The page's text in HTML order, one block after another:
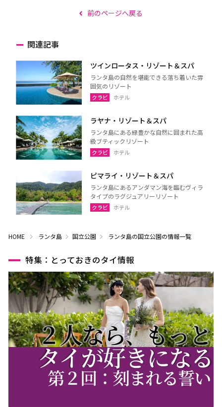
前のページへ戻る
関連記事
ツインロータス・リゾート＆スパ
ランタ島の自然を堪能できる落ち着いた雰
囲気のリゾート
クラビ ホテル
ラヤナ・リゾート＆スパ
ランタ島にある緑豊かな自然に囲まれた高
級ブティックリゾート
クラビ ホテル
ピマライ・リゾート＆スパ
ランタ島にあるアンダマン海を臨むヴィラ
タイプのラグジュアリーリゾート
クラビ ホテル
HOME ランタ島 国立公園 ランタ島の国立公園の情報一覧
特集：とっておきのタイ情報